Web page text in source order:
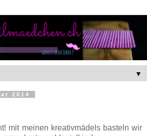
▼
2014
mit meinen kreativmädels basteln wir